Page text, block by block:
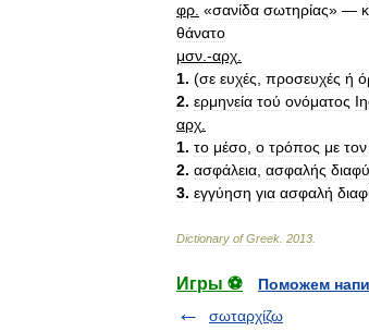
φρ «σανίδα σωτηρίας» —
θάνατο
μσν .-αρχ
1. (σε ευχές προσευχές ή
2. ερμηνεία τού ονόματος
αρχ
1. το μέσο ο τρόπος με τον
2. ασφάλεια ασφαλής
3. εγγύηση για ασφαλή
Dictionary of Greek 2013
Игры ⚽
Поможем
σωταρχίζω